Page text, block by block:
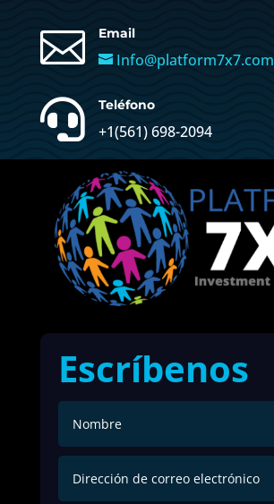
 Email
Info@platform7x7.com
 Teléfono
+1(561) 698-2094
Escríbenos